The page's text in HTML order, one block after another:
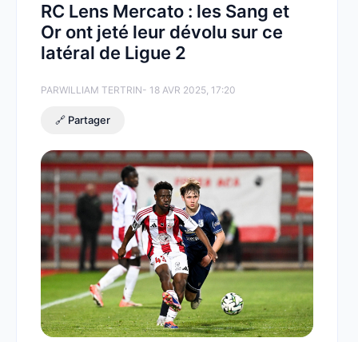
RC Lens Mercato : les Sang et
Or ont jeté leur dévolu sur ce
latéral de Ligue 2
PARWILLIAM TERTRIN- 18 AVR 2025, 17:20
🔗 Partager